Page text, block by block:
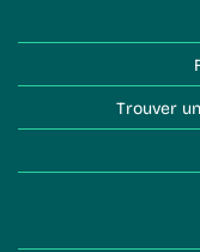
Trouver